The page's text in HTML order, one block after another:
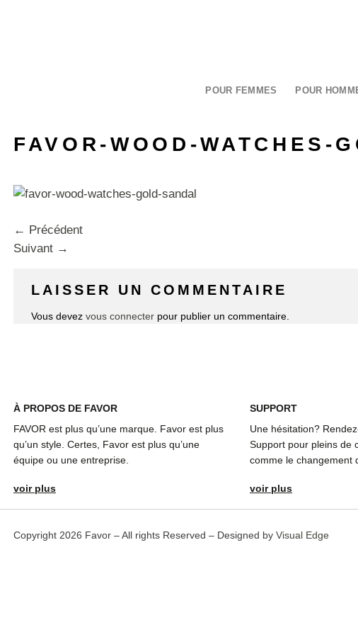
POUR FEMMES POUR
FAVOR-WOOD-WATCHES-
← Précédent
Suivant →
LAISSER UN COMMENTAIRE
Vous devez vous connecter pour publier un commentaire.
À PROPOS DE FAVOR
FAVOR est plus qu’une marque. Favor est plus
qu’un style. Certes, Favor est plus qu’une
équipe ou une entreprise.
voir plus
SUPPORT
Une hésitation?
Support pour pleins de
comme le changement
voir plus
Copyright 2026 Favor – All rights Reserved – Designed by Visual Edge